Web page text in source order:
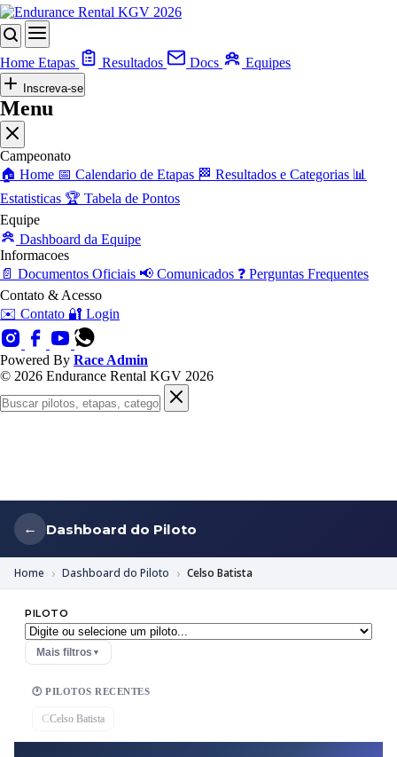
Home Etapas Resultados Docs Equipes
Inscreva-se
Menu
Campeonato
🏠 Home 📅 Calendario de Etapas 🏁 Resultados e Categorias 📊
Estatisticas 🏆 Tabela de Pontos
Equipe
Dashboard da Equipe
Informacoes
📄 Documentos Oficiais 📢 Comunicados ❓ Perguntas Frequentes
Contato & Acesso
✉️ Contato 🔐 Login
Powered By Race Admin
© 2026 Endurance Rental KGV 2026
← Dashboard do Piloto
Home Dashboard do Piloto Celso Batista
PILOTO
Mais filtros ▼
🕐 PILOTOS RECENTES
CCelso Batista